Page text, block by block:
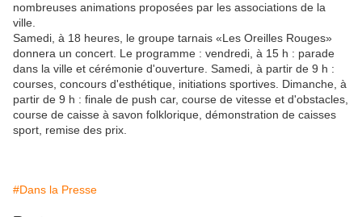
nombreuses animations proposées par les associations de la
ville.
Samedi, à 18 heures, le groupe tarnais «Les Oreilles Rouges»
donnera un concert. Le programme : vendredi, à 15 h : parade
dans la ville et cérémonie d'ouverture. Samedi, à partir de 9 h :
courses, concours d'esthétique, initiations sportives. Dimanche, à
partir de 9 h : finale de push car, course de vitesse et d'obstacles,
course de caisse à savon folklorique, démonstration de caisses
sport, remise des prix.
#Dans la Presse